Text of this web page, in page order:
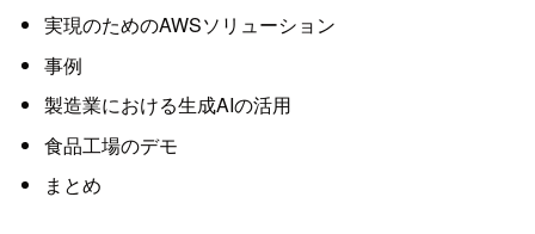
実現のためのAWSソリューション
事例
製造業における生成AIの活用
食品工場のデモ
まとめ